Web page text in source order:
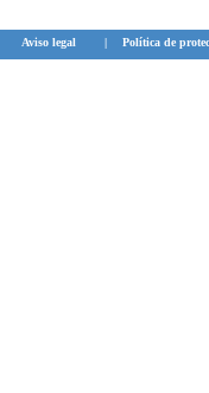
Aviso legal | Política de